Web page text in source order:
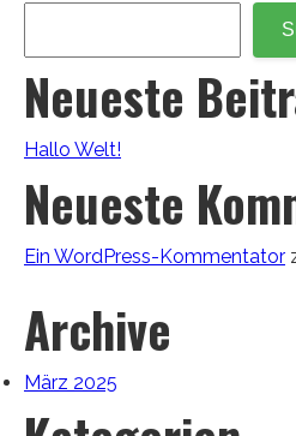
Neueste
Hallo Welt!
Neueste
Ein WordPress-Kommentator
Archive
März 2025